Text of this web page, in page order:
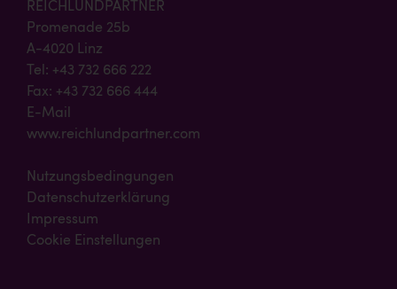
REICHLUNDPARTNER
Promenade 25b
A-4020 Linz
Tel: +43 732 666 222
Fax: +43 732 666 444
E-Mail
www.reichlundpartner.com
Nutzungsbedingungen
Datenschutzerklärung
Impressum
Cookie Einstellungen